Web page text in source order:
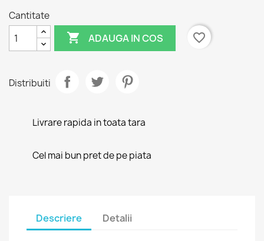
Cantitate
 ADAUGA IN COS favorite_border
Distribuiti
Livrare rapida in toata tara
Cel mai bun pret de pe piata
Descriere Detalii